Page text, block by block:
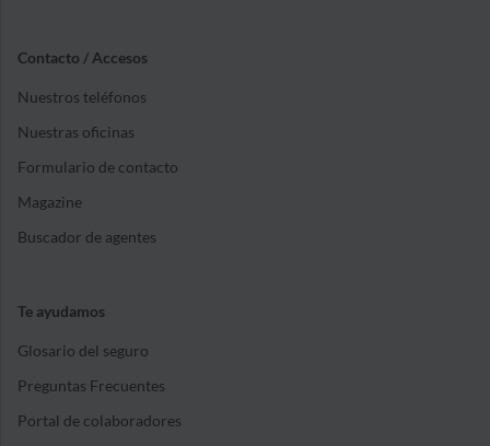
Contacto / Accesos
Nuestros teléfonos
Nuestras oficinas
Formulario de contacto
Magazine
Buscador de agentes
Te ayudamos
Glosario del seguro
Preguntas Frecuentes
Portal de colaboradores